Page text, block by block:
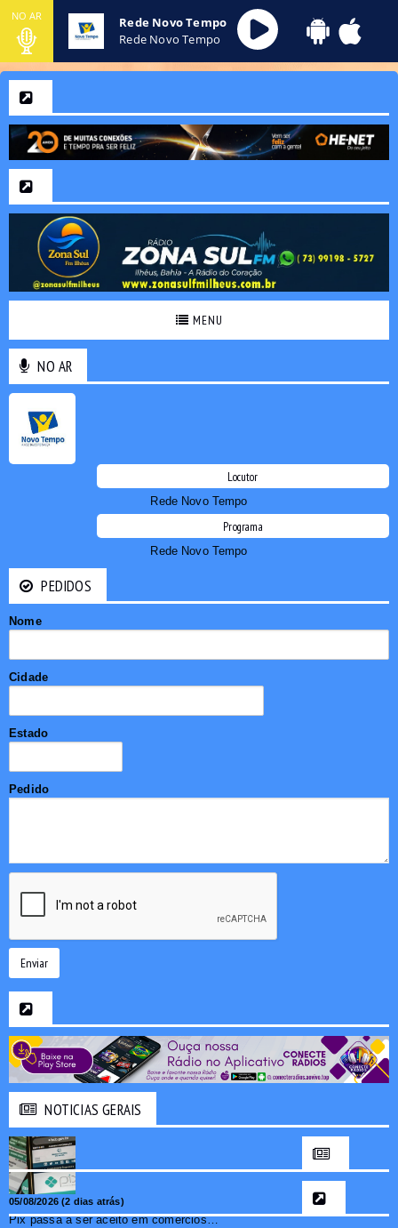
NO AR
Rede Novo Tempo
Rede Novo Tempo
MENU
NO AR
Locutor
Rede Novo Tempo
Programa
Rede Novo Tempo
PEDIDOS
Nome
Cidade
Estado
Pedido
Enviar
NOTICIAS GERAIS
05/08/2026 (2 dias atrás)
Pix passa a ser aceito em comércios de oito países e amplia opções de pagamento para brasileiros no exterior